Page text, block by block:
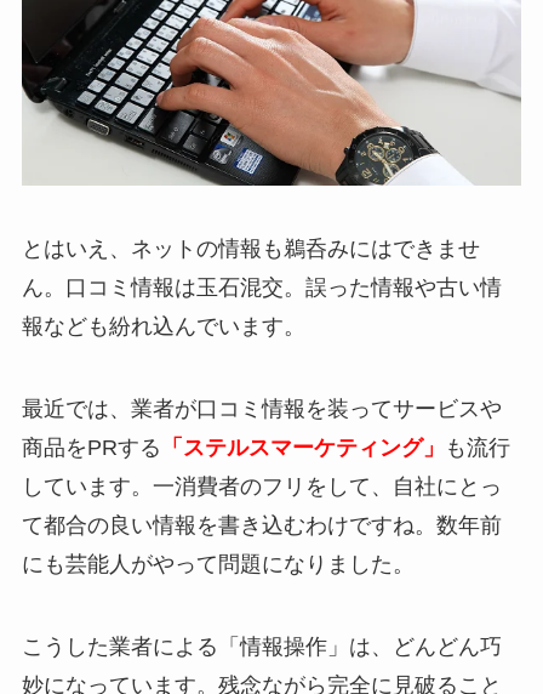
とはいえ、ネットの情報も鵜呑みにはできませ
ん。口コミ情報は玉石混交。誤った情報や古い情
報なども紛れ込んでいます。
最近では、業者が口コミ情報を装ってサービスや
商品をPRする 「ステルスマーケティング」
も流行
しています。一消費者のフリをして、自社にとっ
て都合の良い情報を書き込むわけですね。数年前
にも芸能人がやって問題になりました。
こうした業者による「情報操作」は、どんどん巧
妙になっています。残念ながら完全に見破ること